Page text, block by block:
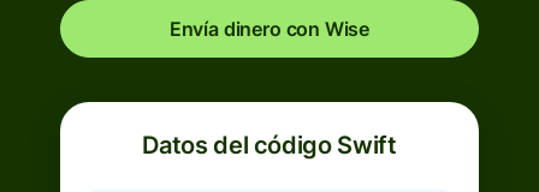
Envía dinero con Wise
Datos del código Swift